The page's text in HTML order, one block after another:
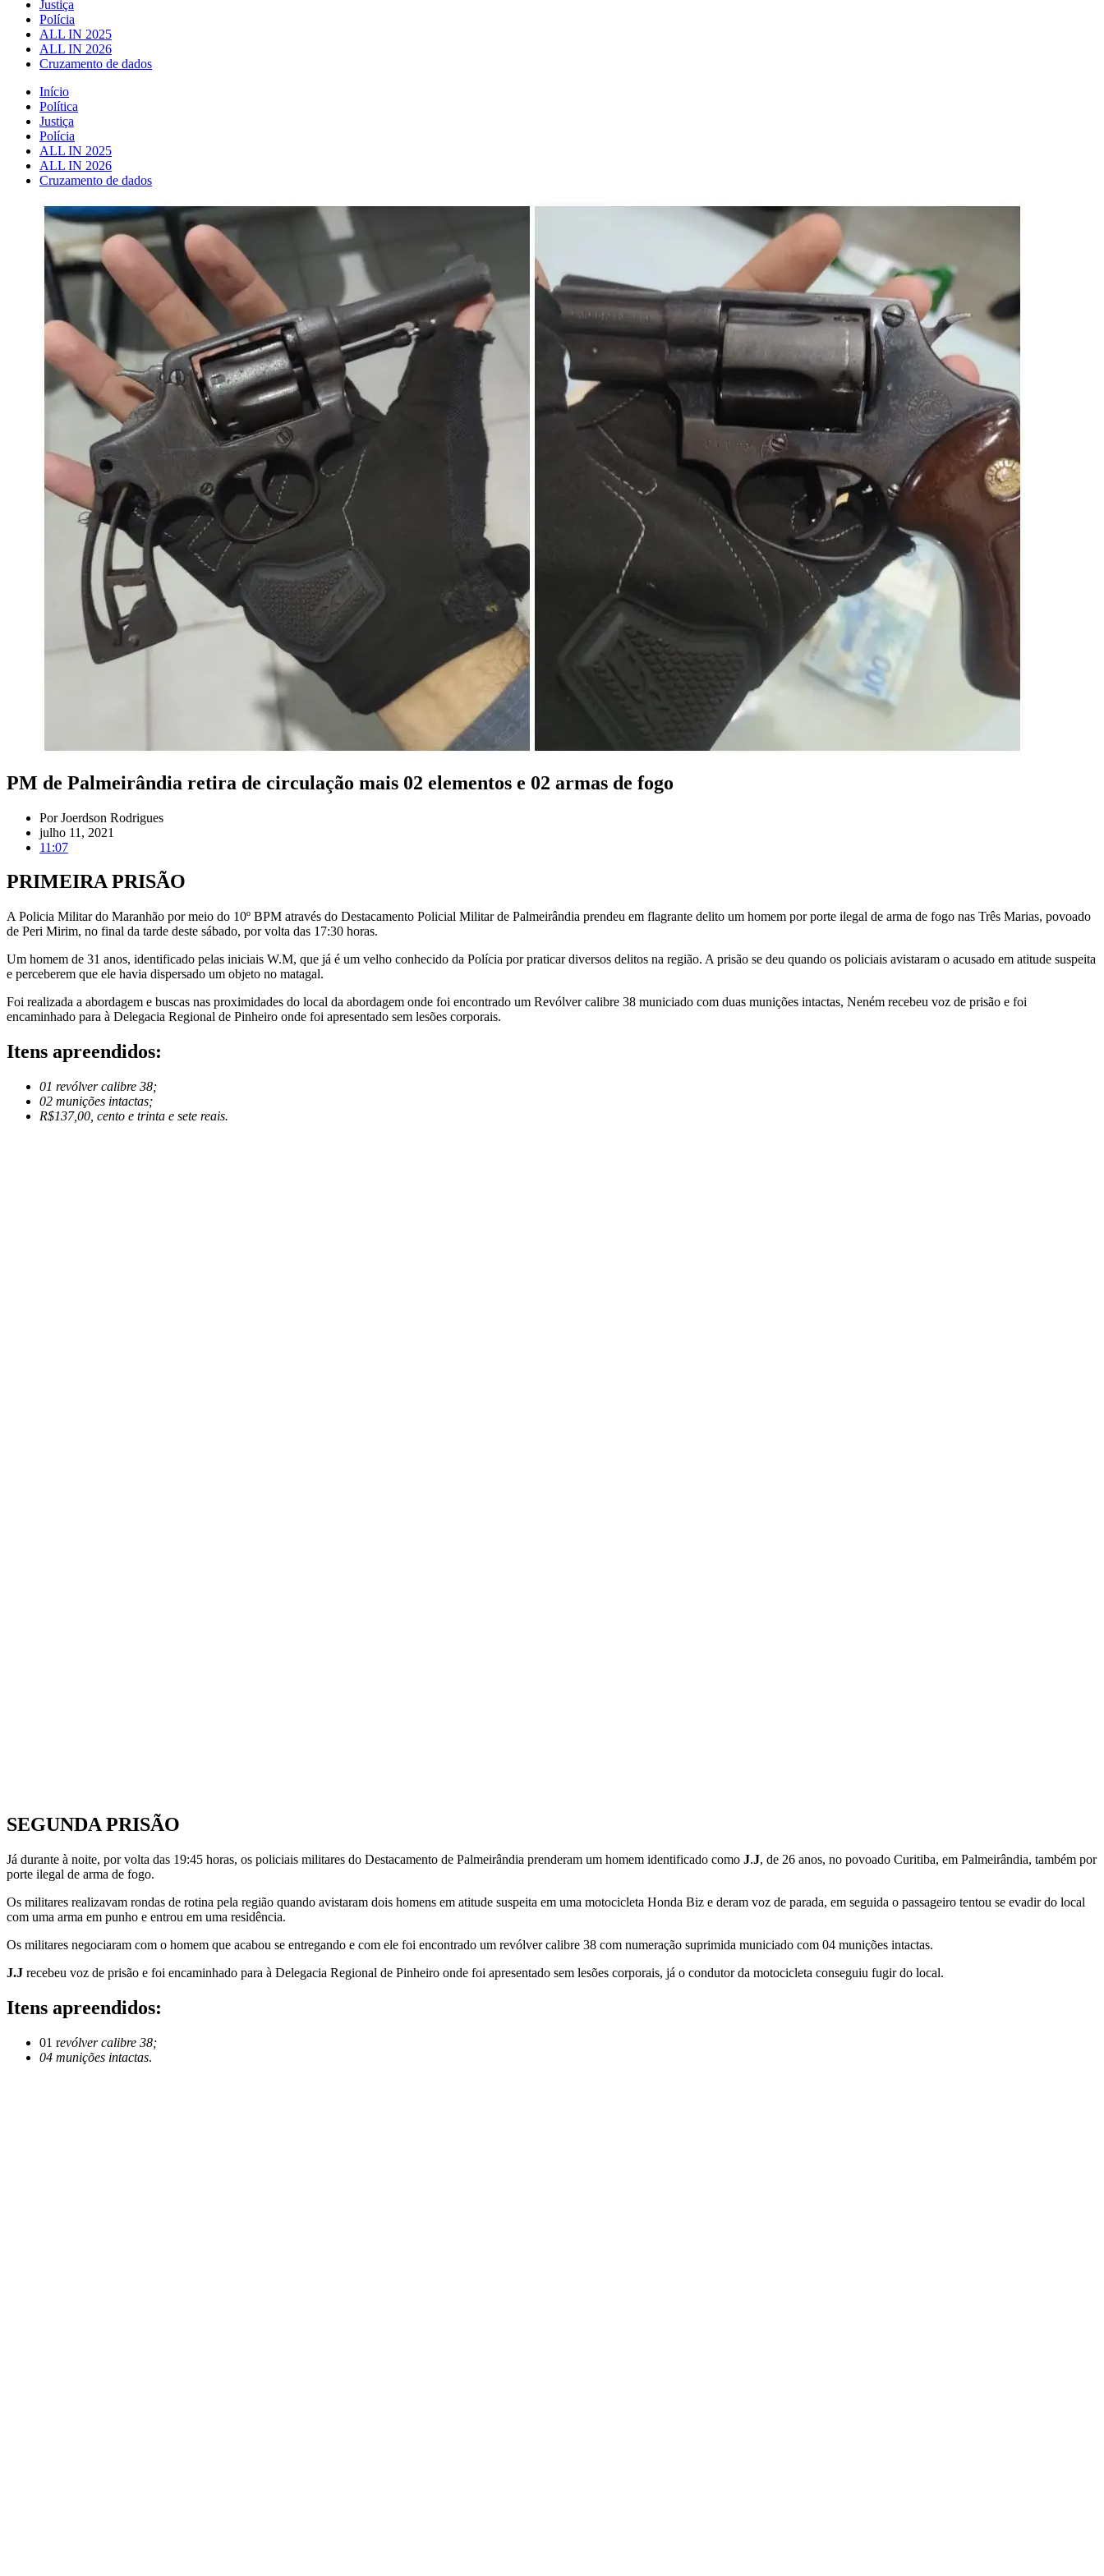
Justiça
Polícia
ALL IN 2025
ALL IN 2026
Cruzamento de dados
Início
Política
Justiça
Polícia
ALL IN 2025
ALL IN 2026
Cruzamento de dados
PM de Palmeirândia retira de circulação mais 02 elementos e 02 armas de fogo
PorJoerdson Rodrigues
julho 11, 2021
11:07
PRIMEIRA PRISÃO
A Policia Militar do Maranhão por meio do 10º BPM através do Destacamento Policial Militar de Palmeirândia prendeu em flagrante delito um homem por porte ilegal de arma de fogo nas Três Marias, povoado
de Peri Mirim, no final da tarde deste sábado, por volta das 17:30 horas.
Um homem de 31 anos, identificado pelas iniciais W.M, que já é um velho conhecido da Polícia por praticar diversos delitos na região. A prisão se deu quando os policiais avistaram o acusado em atitude suspeita
e perceberem que ele havia dispersado um objeto no matagal.
Foi realizada a abordagem e buscas nas proximidades do local da abordagem onde foi encontrado um Revólver calibre 38 municiado com duas munições intactas, Neném recebeu voz de prisão e foi
encaminhado para à Delegacia Regional de Pinheiro onde foi apresentado sem lesões corporais.
Itens apreendidos:
01 revólver calibre 38;
02 munições intactas;
R$137,00, cento e trinta e sete reais.
SEGUNDA PRISÃO
Já durante à noite, por volta das 19:45 horas, os policiais militares do Destacamento de Palmeirândia prenderam um homem identificado como J.J, de 26 anos, no povoado Curitiba, em Palmeirândia, também por
porte ilegal de arma de fogo.
Os militares realizavam rondas de rotina pela região quando avistaram dois homens em atitude suspeita em uma motocicleta Honda Biz e deram voz de parada, em seguida o passageiro tentou se evadir do local
com uma arma em punho e entrou em uma residência.
Os militares negociaram com o homem que acabou se entregando e com ele foi encontrado um revólver calibre 38 com numeração suprimida municiado com 04 munições intactas.
J.J recebeu voz de prisão e foi encaminhado para à Delegacia Regional de Pinheiro onde foi apresentado sem lesões corporais, já o condutor da motocicleta conseguiu fugir do local.
Itens apreendidos:
01 revólver calibre 38;
04 munições intactas.